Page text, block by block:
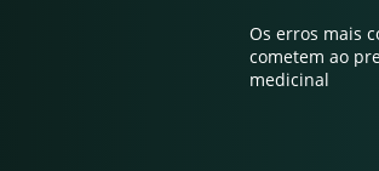
Os erros mais
cometem ao
medicinal